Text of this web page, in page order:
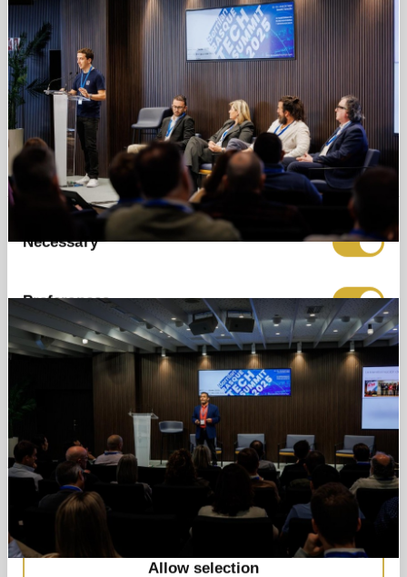
to provide social media features and to analyse
our traffic. We also share information about your
use of our site with our social media, advertising
and analytics partners who may combine it with
other information that you’ve provided to them or
that they’ve collected from your use of their
services.
Selection
Necessary
Preferences
Statistics
Marketing
Allow all
Allow selection